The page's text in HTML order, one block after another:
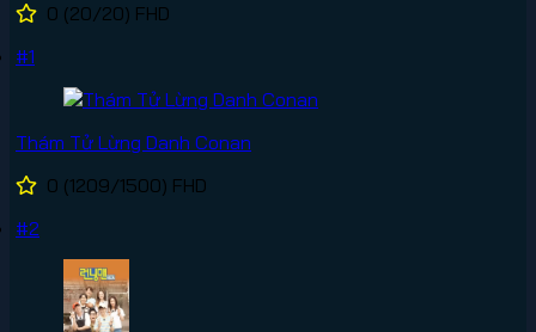
0 (20/20) FHD
#1
Thám Tử Lừng Danh Conan
0 (1209/1500) FHD
#2